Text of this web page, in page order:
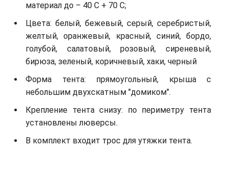
материал до – 40 С + 70 С;
Цвета: белый, бежевый, серый, серебристый,
желтый, оранжевый, красный, синий, бордо,
голубой, салатовый, розовый, сиреневый,
бирюза, зеленый, коричневый, хаки, черный
Форма тента: прямоугольный, крыша с
небольшим двухскатным "домиком".
Крепление тента снизу: по периметру тента
установлены люверсы.
В комплект входит трос для утяжки тента.